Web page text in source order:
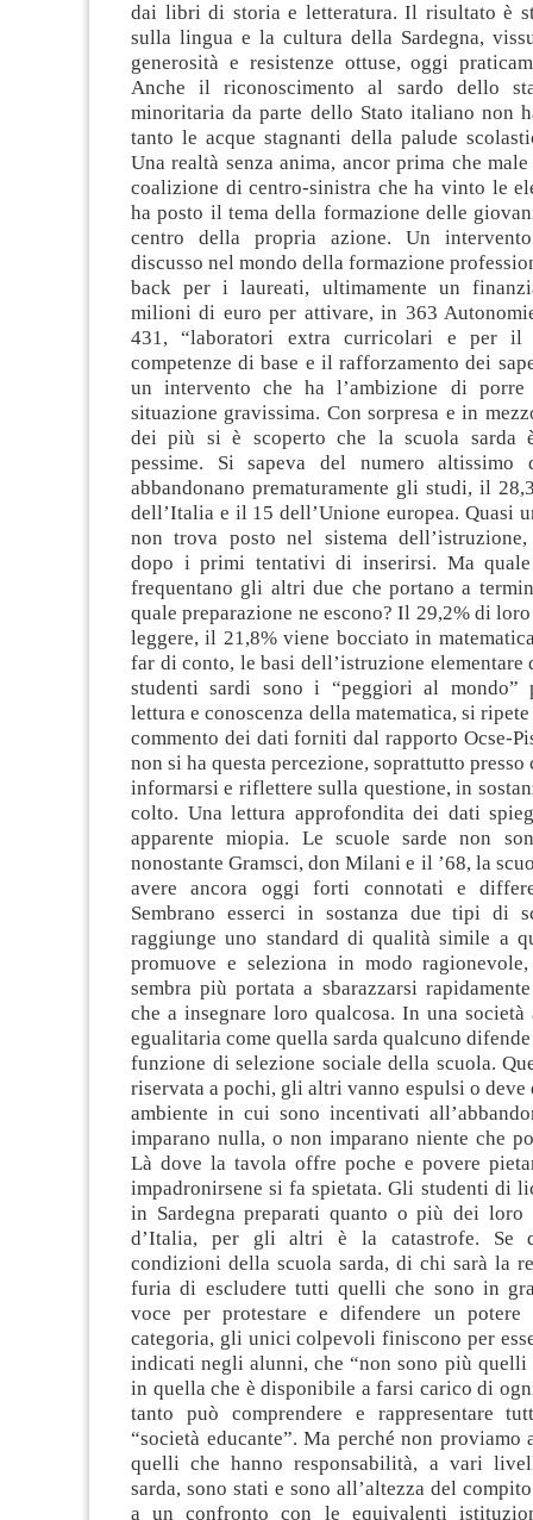
dai libri di storia e letteratura. Il risultato è
sulla lingua e la cultura della Sardegna,
generosità e resistenze ottuse, oggi
Anche il riconoscimento al sardo dello
minoritaria da parte dello Stato italiano non
tanto le acque stagnanti della palude
Una realtà senza anima, ancor prima che
coalizione di centro-sinistra che ha vinto le
ha posto il tema della formazione delle
centro della propria azione. Un
discusso nel mondo della formazione
back per i laureati, ultimamente un
milioni di euro per attivare, in 363
431, “laboratori extra curricolari e per il
competenze di base e il rafforzamento dei
un intervento che ha l’ambizione di
situazione gravissima. Con sorpresa e in
dei più si è scoperto che la scuola sarda
pessime. Si sapeva del numero
abbandonano prematuramente gli studi, il
dell’Italia e il 15 dell’Unione europea. Quasi
non trova posto nel sistema
dopo i primi tentativi di inserirsi. Ma
frequentano gli altri due che portano a
quale preparazione ne escono? Il 29,2% di
leggere, il 21,8% viene bocciato in
far di conto, le basi dell’istruzione elementare
studenti sardi sono i “peggiori al mondo”
lettura e conoscenza della matematica, si
commento dei dati forniti dal rapporto Ocse-
non si ha questa percezione, soprattutto
informarsi e riflettere sulla questione, in
colto. Una lettura approfondita dei dati
apparente miopia. Le scuole sarde non
nonostante Gramsci, don Milani e il ’68, la
avere ancora oggi forti connotati e
Sembrano esserci in sostanza due tipi di
raggiunge uno standard di qualità simile a
promuove e seleziona in modo
sembra più portata a sbarazzarsi
che a insegnare loro qualcosa. In una società
egualitaria come quella sarda qualcuno
funzione di selezione sociale della scuola.
riservata a pochi, gli altri vanno espulsi o deve
ambiente in cui sono incentivati
imparano nulla, o non imparano niente che
Là dove la tavola offre poche e povere
impadronirsene si fa spietata. Gli studenti di
in Sardegna preparati quanto o più dei
d’Italia, per gli altri è la catastrofe. Se
condizioni della scuola sarda, di chi sarà la
furia di escludere tutti quelli che sono in
voce per protestare e difendere un potere
categoria, gli unici colpevoli finiscono per
indicati negli alunni, che “non sono più quelli
in quella che è disponibile a farsi carico di
tanto può comprendere e rappresentare
“società educante”. Ma perché non proviamo
quelli che hanno responsabilità, a vari
sarda, sono stati e sono all’altezza del
a un confronto con le equivalenti